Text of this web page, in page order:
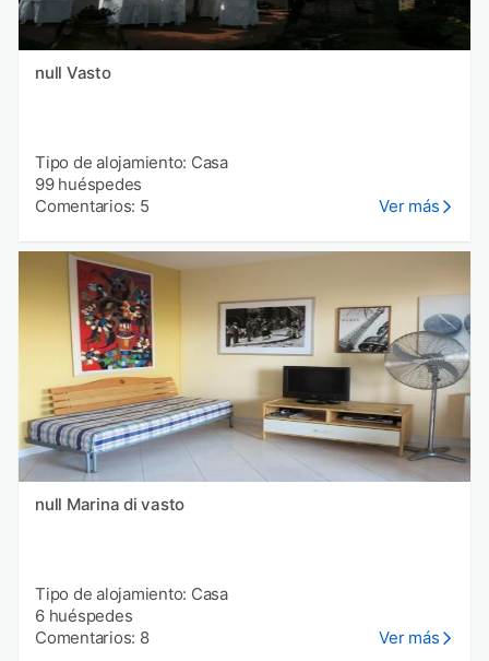
null Vasto
Tipo de alojamiento: Casa
99 huéspedes
Comentarios: 5
Ver más
null Marina di vasto
Tipo de alojamiento: Casa
6 huéspedes
Comentarios: 8
Ver más